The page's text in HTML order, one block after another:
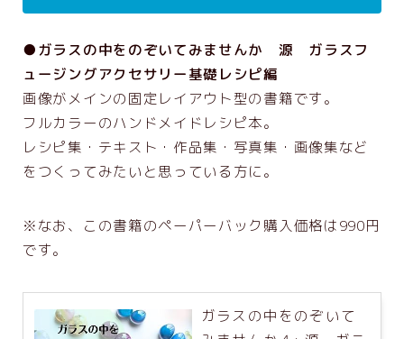
●ガラスの中をのぞいてみませんか 源 ガラスフ
ュージングアクセサリー基礎レシピ編
画像がメインの固定レイアウト型の書籍です。
フルカラーのハンドメイドレシピ本。
レシピ集・テキスト・作品集・写真集・画像集など
をつくってみたいと思っている方に。
※なお、この書籍のペーパーバック購入価格は990円
です。
ガラスの中をのぞいて